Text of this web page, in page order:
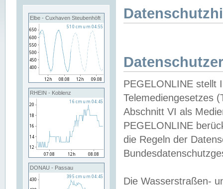
Elbe - Cuxhaven Steubenhöft
RHEIN - Koblenz
DONAU - Passau
PEGELONLINE stellt
Telemediengesetzes
Abschnitt VI als
PEGELONLINE
die Regeln der
Die Wasserstraßen-